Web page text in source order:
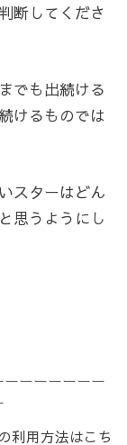
断してくださ
でも出続ける
けるものでは
スターはどん
思うようにし
ーーーーーー
利用方法はこち